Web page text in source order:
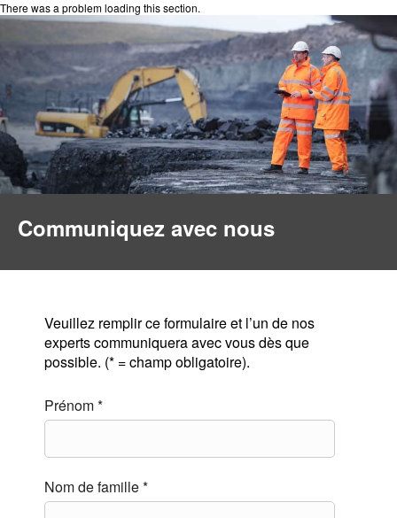
There was a problem loading this section.
Communiquez avec nous
Veuillez remplir ce formulaire et l’un de nos
experts communiquera avec vous dès que
possible. (* = champ obligatoire).
Prénom *
Nom de famille *